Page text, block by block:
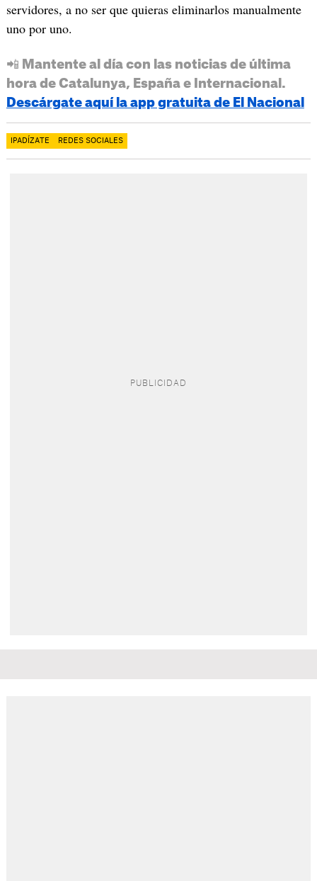
servidores, a no ser que quieras eliminarlos manualmente
uno por uno.
📲 Mantente al día con las noticias de última
hora de Catalunya, España e Internacional.
Descárgate aquí la app gratuita de El Nacional
IPADÍZATE REDES SOCIALES